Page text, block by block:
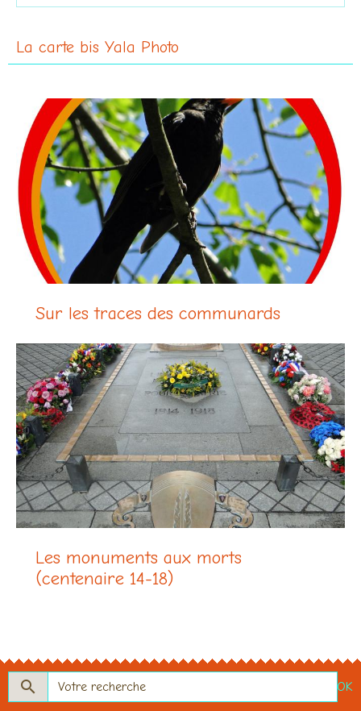
La carte bis Yala Photo
Sur les traces des communards
Les monuments aux morts
(centenaire 14-18)
OK